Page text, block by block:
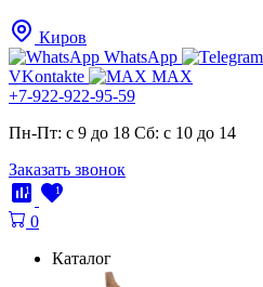
Киров
WhatsApp
VKontakte
MAX
+7-922-922-95-59
Пн-Пт: с 9 до 18 Cб: с 10 до 14
Заказать звонок
1 1
0
Каталог